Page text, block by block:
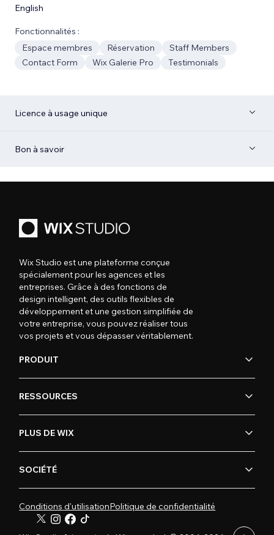
English
Fonctionnalités :
Espace membres
Réservation
Staff Members
Contact Form
Wix Galerie Pro Testimonials
Licence à usage unique
Bon à savoir
Wix Studio est une plateforme conçue
spécialement pour les agences et les
entreprises. Grâce à des fonctions de
design intelligent, des outils flexibles de
développement et une gestion simplifiée de
votre entreprise, vous pouvez réaliser tous
vos projets et vous dépasser véritablement.
PRODUIT
RESSOURCES
PLUS DE WIX
SOCIÉTÉ
Conditions d'utilisationPolitique de confidentialité